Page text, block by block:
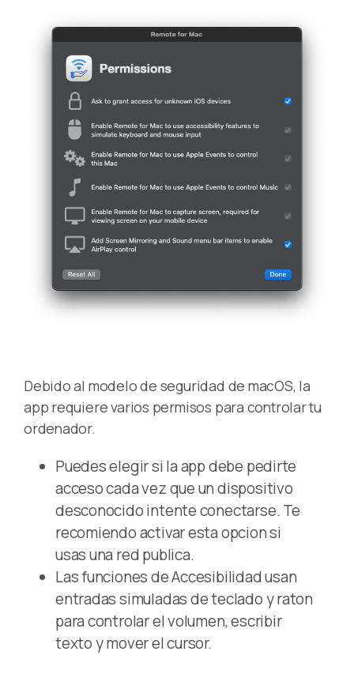
Debido al modelo de seguridad de macOS, la
app requiere varios permisos para controlar tu
ordenador.
Puedes elegir si la app debe pedirte
acceso cada vez que un dispositivo
desconocido intente conectarse. Te
recomiendo activar esta opcion si
usas una red publica.
Las funciones de Accesibilidad usan
entradas simuladas de teclado y raton
para controlar el volumen, escribir
texto y mover el cursor.